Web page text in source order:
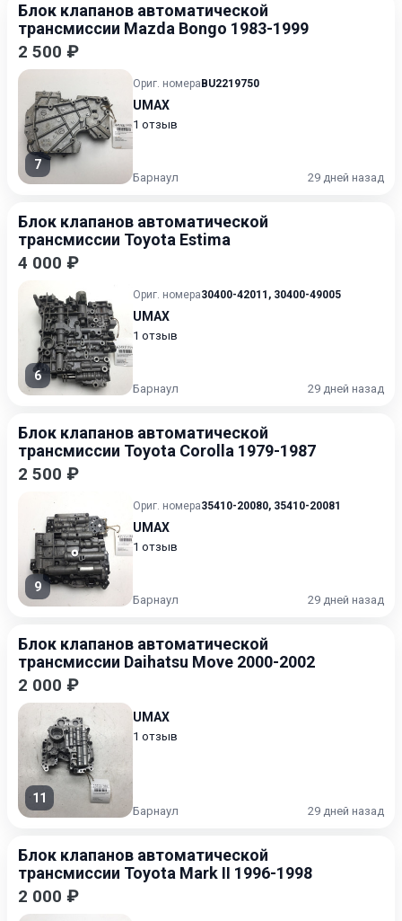
Блок клапанов автоматической
трансмиссии Mazda Bongo 1983-1999
2 500 ₽
7
Ориг. номера BU2219750
UMAX
1 отзыв
Барнаул 29 дней назад
Блок клапанов автоматической
трансмиссии Toyota Estima
4 000 ₽
6
Ориг. номера30400-42011 , 30400-49005
UMAX
1 отзыв
Барнаул 29 дней назад
Блок клапанов автоматической
трансмиссии Toyota Corolla 1979-1987
2 500 ₽
9
Ориг. номера35410-20080, 35410-20081
UMAX
1 отзыв
Барнаул 29 дней назад
Блок клапанов автоматической
трансмиссии Daihatsu Move 2000-2002
2 000 ₽
11
UMAX
1 отзыв
Барнаул 29 дней назад
Блок клапанов автоматической
трансмиссии Toyota Mark II 1996-1998
2 000 ₽